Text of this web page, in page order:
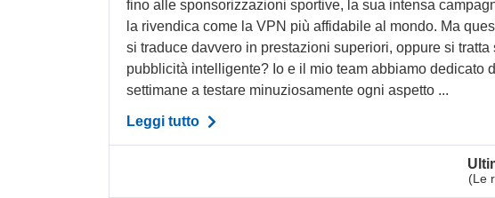
(Le
fino alle sponsorizzazioni sportive, la sua intensa
la rivendica come la VPN più affidabile al mondo. Ma
si traduce davvero in prestazioni superiori, oppure si tratta
pubblicità intelligente? Io e il mio team abbiamo dedicato
settimane a testare minuziosamente ogni aspetto ...
Leggi tutto